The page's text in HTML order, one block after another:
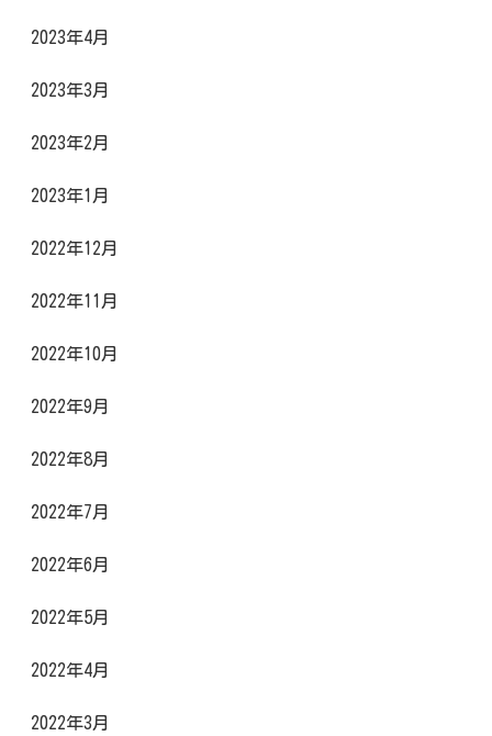
2023年4月
2023年3月
2023年2月
2023年1月
2022年12月
2022年11月
2022年10月
2022年9月
2022年8月
2022年7月
2022年6月
2022年5月
2022年4月
2022年3月